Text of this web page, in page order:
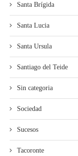
Santa Brígida
Santa Lucia
Santa Ursula
Santiago del Teide
Sin categoria
Sociedad
Sucesos
Tacoronte